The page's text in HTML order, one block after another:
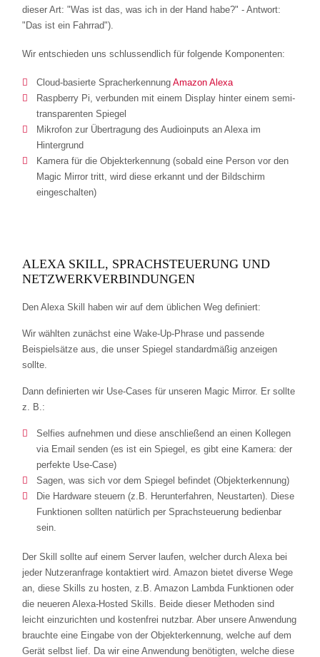
dieser Art: "Was ist das, was ich in der Hand habe?" - Antwort:
"Das ist ein Fahrrad").
Wir entschieden uns schlussendlich für folgende Komponenten:
Cloud-basierte Spracherkennung Amazon Alexa
Raspberry Pi, verbunden mit einem Display hinter einem semi-
transparenten Spiegel
Mikrofon zur Übertragung des Audioinputs an Alexa im
Hintergrund
Kamera für die Objekterkennung (sobald eine Person vor den
Magic Mirror tritt, wird diese erkannt und der Bildschirm
eingeschalten)
ALEXA SKILL, SPRACHSTEUERUNG UND
NETZWERKVERBINDUNGEN
Den Alexa Skill haben wir auf dem üblichen Weg definiert:
Wir wählten zunächst eine Wake-Up-Phrase und passende
Beispielsätze aus, die unser Spiegel standardmäßig anzeigen
sollte.
Dann definierten wir Use-Cases für unseren Magic Mirror. Er sollte
z. B.:
Selfies aufnehmen und diese anschließend an einen Kollegen
via Email senden (es ist ein Spiegel, es gibt eine Kamera: der
perfekte Use-Case)
Sagen, was sich vor dem Spiegel befindet (Objekterkennung)
Die Hardware steuern (z.B. Herunterfahren, Neustarten). Diese
Funktionen sollten natürlich per Sprachsteuerung bedienbar
sein.
Der Skill sollte auf einem Server laufen, welcher durch Alexa bei
jeder Nutzeranfrage kontaktiert wird. Amazon bietet diverse Wege
an, diese Skills zu hosten, z.B. Amazon Lambda Funktionen oder
die neueren Alexa-Hosted Skills. Beide dieser Methoden sind
leicht einzurichten und kostenfrei nutzbar. Aber unsere Anwendung
brauchte eine Eingabe von der Objekterkennung, welche auf dem
Gerät selbst lief. Da wir eine Anwendung benötigten, welche diese